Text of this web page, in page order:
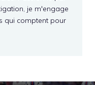
je m'engage
qui comptent pour